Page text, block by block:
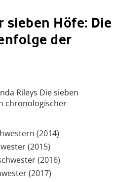
sieben Höfe: Die
der
Rileys Die sieben
chronologischer
(2014)
(2015)
(2016)
(2017)